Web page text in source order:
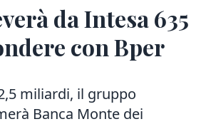
da Intesa 635
con Bper
miliardi, il gruppo
Banca Monte dei